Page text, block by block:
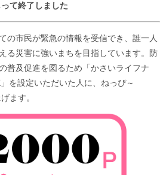
て終了しました
の市民が緊急の情報を受信でき、誰一人
る災害に強いまちを目指しています。防
普及促進を図るため「かさいライフナ
を設定いただいた人に、ねっぴ～
ます。